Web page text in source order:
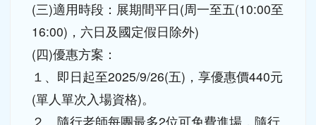
16:00)，六日及國定假日除外)
(四)優惠方案：
１、即日起至2025/9/26(五)，享優惠價440元
(單人單次入場資格)。
２、隨行老師每團最多2位可免費進場，隨行
家長需持票進場，需團進團出。